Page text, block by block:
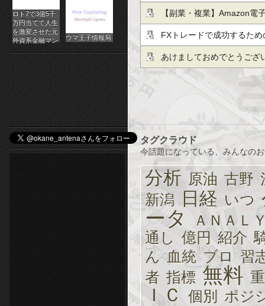
オ
ン
ラ
イ
ン
カ
ジ
ノ
etc-
ロト7で3億5千
万円当てて人生
を激変させた元
外資系金融マン
ウマ王子情報局
８分以上
【副業・複業】Amazon電
（2022年12月末時点）
FXトレードで成功するた
あけましておめでとうござ
タグクラウド
今話題になっている、みんなの
分析 原油 古野
新潟
日経 いつ
ータ
ＡＮＡＬ
通し 億円 紹介
ん 血統 ブロ 習
者 指標 無料
ＩＣ 個別
ポジ